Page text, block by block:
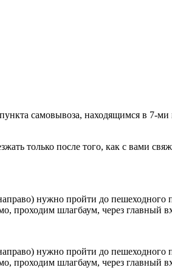
самовывоза, находящимся в 7-
только после того, как с вами
нужно пройти до пешеходного
проходим шлагбаум, через главный
нужно пройти до пешеходного
проходим шлагбаум, через главный